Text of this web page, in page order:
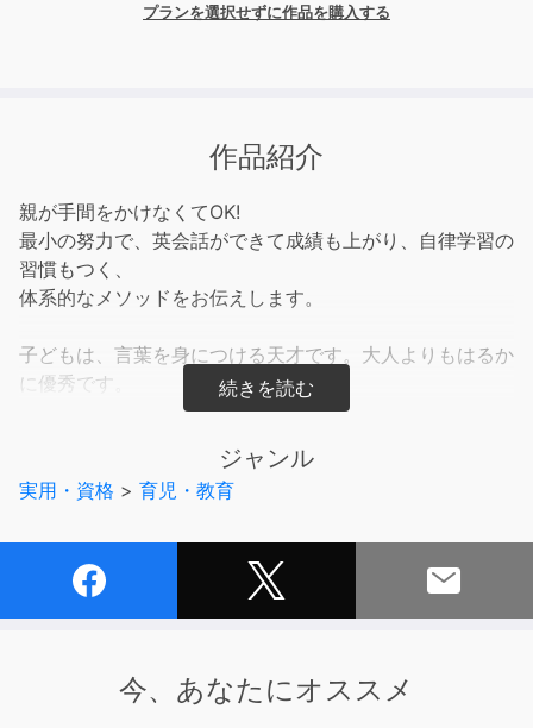
プランを選択せずに作品を購入する
作品紹介
親が手間をかけなくてOK!
最小の努力で、英会話ができて成績も上がり、自律学習の
習慣もつく、
体系的なメソッドをお伝えします。
子どもは、言葉を身につける天才です。大人よりもはるか
に優秀です。
赤ちゃんは特別な教育を受けなくても、
同じように、英語を身につけることはできないのでしょう
ネイティブ以上に英語を使いこなすことすら可能です。
ジャンル
実用・資格 > 育児・教育
今、あなたにオススメ